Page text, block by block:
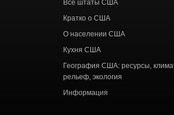
Все штаты США
Кратко о США
О населении США
Кухня США
География США: ресурсы,
рельеф, экология
Информация